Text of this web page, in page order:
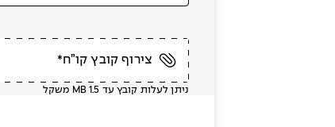
צירוף קובץ קו”ח*
ניתן לעלות קובץ עד MB 1.5 משקל